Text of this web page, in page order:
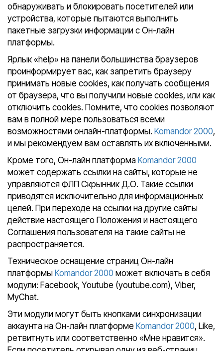
обнаруживать и блокировать посетителей или
устройства, которые пытаются выполнить
пакетные загрузки информации с Он-лайн
платформы.
Ярлык «help» на панели большинства браузеров
проинформирует вас, как запретить браузеру
принимать новые cookies, как получать сообщения
от браузера, что вы получили новые cookies, или как
отключить cookies. Помните, что cookies позволяют
вам в полной мере пользоваться всеми
возможностями онлайн-платформы. Komandor 2000,
и мы рекомендуем вам оставлять их включенными.
Кроме того, Он-лайн платформа Komandor 2000
может содержать ссылки на сайты, которые не
управляются ФЛП Скрынник Д.О. Такие ссылки
приводятся исключительно для информационных
целей. При переходе на ссылки на другие сайты
действие настоящего Положения и настоящего
Соглашения пользователя на такие сайты не
распространяется.
Техническое оснащение страниц Он-лайн
платформы Komandor 2000 может включать в себя
модули: Facebook, Youtube (youtube.com), Viber,
MyChat.
Эти модули могут быть кнопками синхронизации
аккаунта на Он-лайн платформе Komandor 2000, Like,
ретвитнуть или соответственно «Мне нравится».